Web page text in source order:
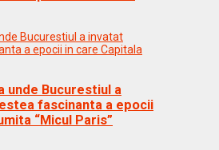
unde Bucurestiul a
fascinanta a epocii
“Micul Paris”